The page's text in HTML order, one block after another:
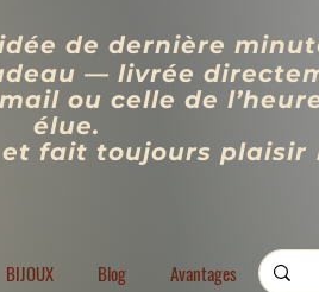
idée de dernière
— livrée
ou celle de
élue.
fait toujours plaisir
BIJOUX Blog Avantages